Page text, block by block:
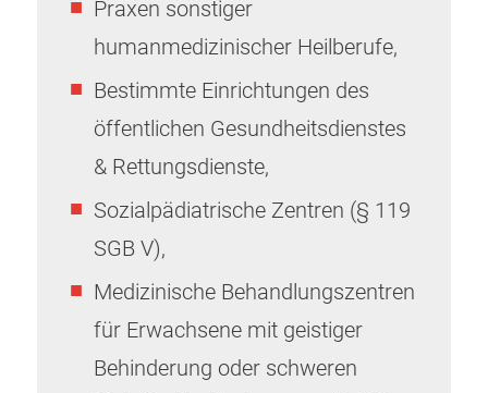
Praxen sonstiger
humanmedizinischer Heilberufe,
Bestimmte Einrichtungen des
öffentlichen Gesundheitsdienstes
& Rettungsdienste,
Sozialpädiatrische Zentren (§ 119
SGB V),
Medizinische Behandlungszentren
für Erwachsene mit geistiger
Behinderung oder schweren